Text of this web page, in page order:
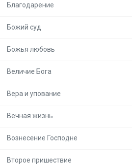
Благодарение
Божий суд
Божья любовь
Величие Бога
Вера и упование
Вечная жизнь
Вознесение Господне
Второе пришествие